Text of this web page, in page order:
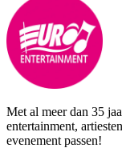
Met al meer dan 35
entertainment,
evenement passen!